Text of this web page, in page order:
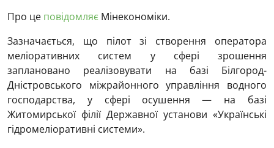
Про це повідомляє Мінекономіки.
Зазначається, що пілот зі створення оператора
меліоративних систем у сфері зрошення
заплановано реалізовувати на базі Білгород-
Дністровського міжрайонного управління водного
господарства, у сфері осушення — на базі
Житомирської філії Державної установи «Українські
гідромеліоративні системи».